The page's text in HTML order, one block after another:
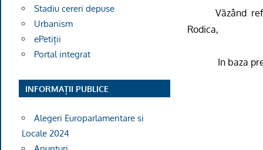
Vãzând
Rodica,
In baza
Stadiu cereri depuse
Urbanism
ePetiții
Portal integrat
INFORMAȚII PUBLICE
Alegeri Europarlamentare si
Locale 2024